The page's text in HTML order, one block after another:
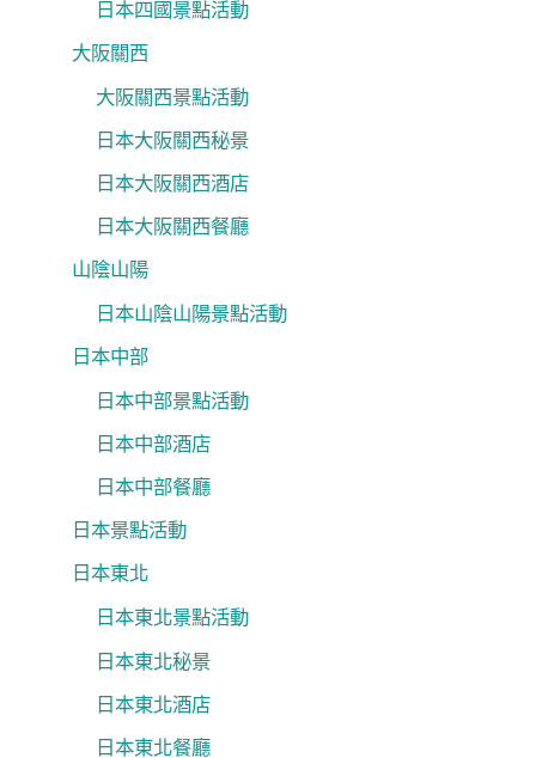
日本四國景點活動
大阪關西
大阪關西景點活動
日本大阪關西秘景
日本大阪關西酒店
日本大阪關西餐廳
山陰山陽
日本山陰山陽景點活動
日本中部
日本中部景點活動
日本中部酒店
日本中部餐廳
日本景點活動
日本東北
日本東北景點活動
日本東北秘景
日本東北酒店
日本東北餐廳